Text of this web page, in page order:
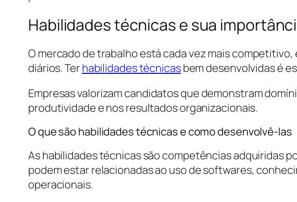
Habilidades técnicas e sua
O mercado de trabalho está cada vez mais
diários. Ter habilidades técnicasbem desenvolvidas é
Empresas valorizam candidatos que demonstram
produtividade e nos resultados organizacionais.
O que são habilidades técnicas e como desenvolvê-las
As habilidades técnicas são competências adquiridas
podem estar relacionadas ao uso de softwares,
operacionais.